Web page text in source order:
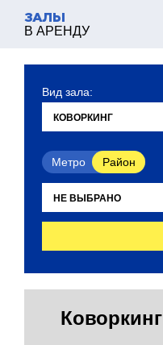
ЗАЛЫ
В АРЕНДУ
Вид зала:
Метро Район
Коворкинг